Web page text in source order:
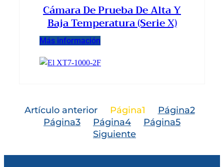
Cámara De Prueba De Alta Y
Baja Temperatura (serie X)
Más información
Artículo anterior Página1 Página2
Página3 Página4 Página5
Siguiente